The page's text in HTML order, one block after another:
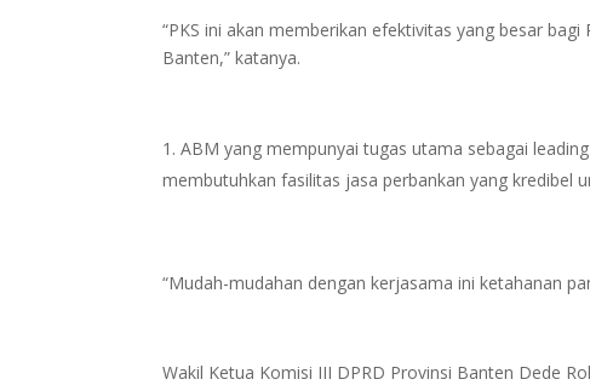
“PKS ini akan memberikan efektivitas yang besar
Banten,” katanya.
ABM yang mempunyai tugas utama sebagai
membutuhkan fasilitas jasa perbankan yang kredibel
“Mudah-mudahan dengan kerjasama ini ketahanan
Wakil Ketua Komisi III DPRD Provinsi Banten Dede